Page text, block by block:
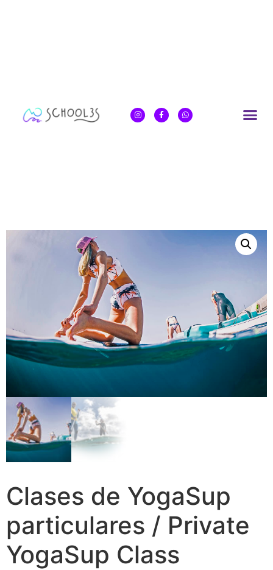
Clases de YogaSup
particulares / Private
YogaSup Class